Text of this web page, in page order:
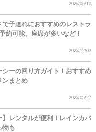
2026/06/10
で子連れにおすすめのレストラ
約可能、座席が多いなど！
2025/12/03
シーの回り方ガイド！おすすめ
ンまとめ
2025/05/27
】レンタルが便利！レインカバ
物も